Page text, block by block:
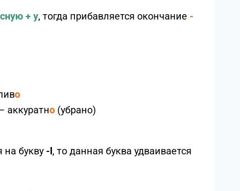
+ y, тогда прибавляется окончание -
о
аккуратно(убрано)
на букву -l, то данная буква удваивается